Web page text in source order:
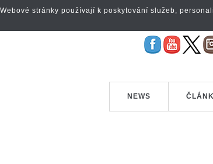
NEWS
Webové stránky používají k poskytování služeb,